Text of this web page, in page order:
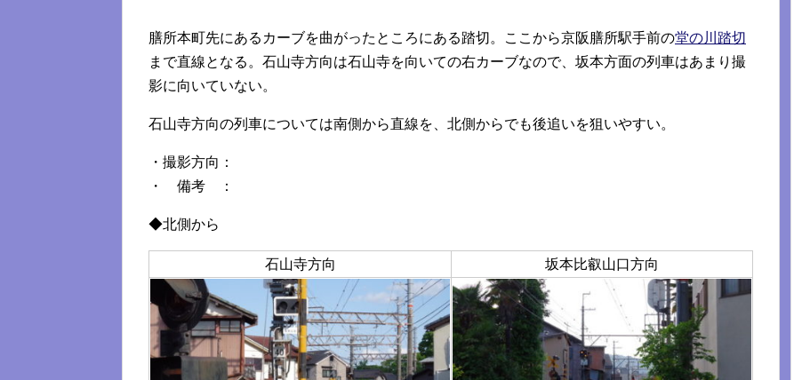
膳所本町先にあるカーブを曲がったところにある踏切。ここから京阪膳所駅手前の堂の川踏切
まで直線となる。石山寺方向は石山寺を向いての右カーブなので、坂本方面の列車はあまり撮
影に向いていない。
石山寺方向の列車については南側から直線を、北側からでも後追いを狙いやすい。
・撮影方向：
・ 備考 ：
◆北側から
石山寺方向 坂本比叡山口方向